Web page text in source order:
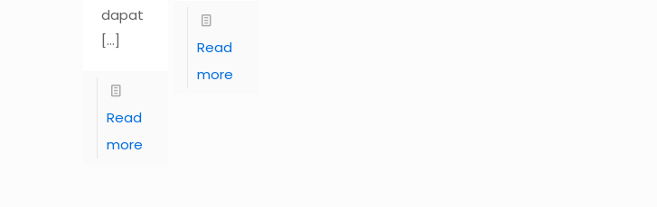
dapat
[…]
Read
more
Read
more